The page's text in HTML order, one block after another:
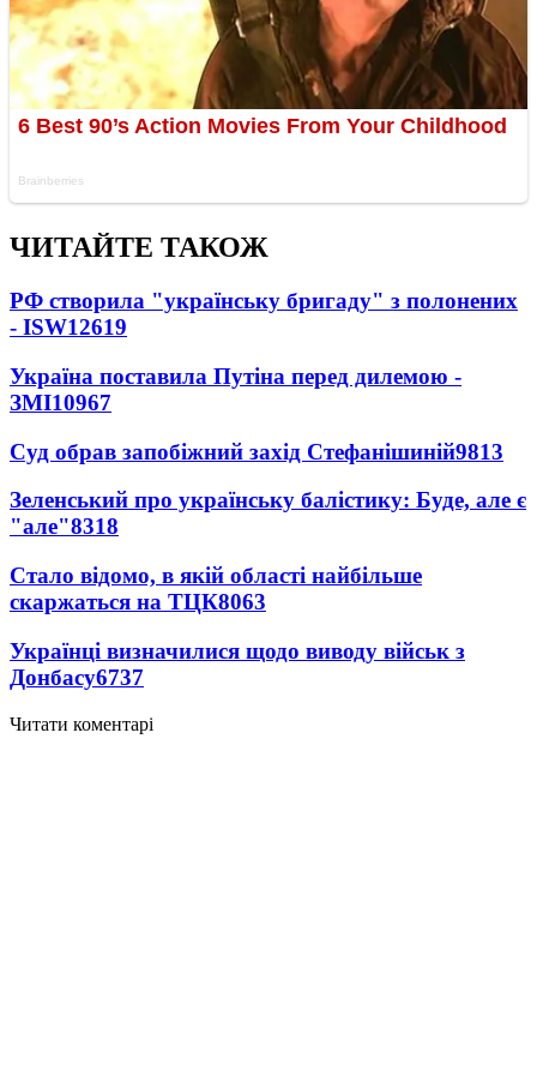
ЧИТАЙТЕ ТАКОЖ
РФ створила "українську бригаду" з полонених
- ISW12619
Україна поставила Путіна перед дилемою -
ЗМІ10967
Суд обрав запобіжний захід Стефанішиній9813
Зеленський про українську балістику: Буде, але є
"але"8318
Стало відомо, в якій області найбільше
скаржаться на ТЦК8063
Українці визначилися щодо виводу військ з
Донбасу6737
Читати коментарі